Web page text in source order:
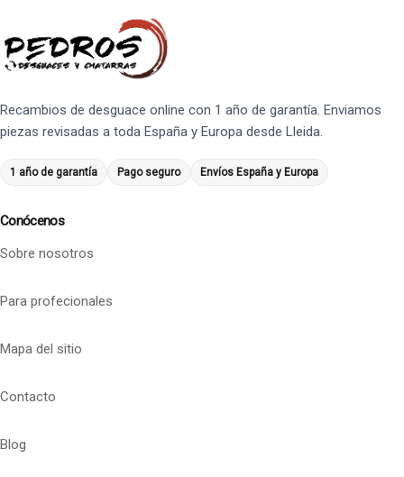
Recambios de desguace online con 1 año de garantía. Enviamos
piezas revisadas a toda España y Europa desde Lleida.
1 año de garantía Pago seguro Envíos España y Europa
Conócenos
Sobre nosotros
Para profecionales
Mapa del sitio
Contacto
Blog